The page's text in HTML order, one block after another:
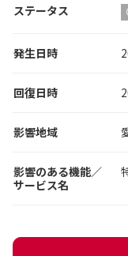
ステータス
発生日時
回復日時
影響地域
影響のある機能／
サービス名